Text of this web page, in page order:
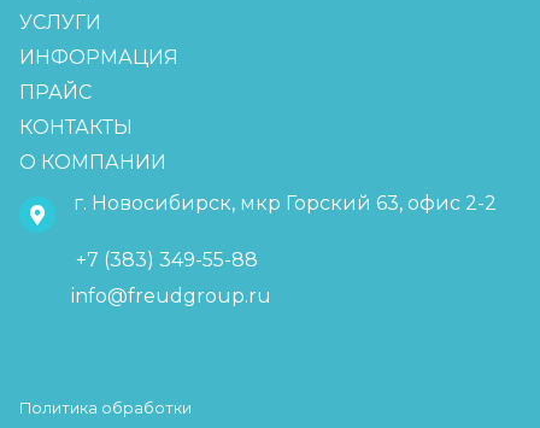
УСЛУГИ
ИНФОРМАЦИЯ
ПРАЙС
КОНТАКТЫ
О КОМПАНИИ
г. Новосибирск, мкр Горский 63, офис 2-2
+7 (383) 349-55-88
info@freudgroup.ru
Политика обработки